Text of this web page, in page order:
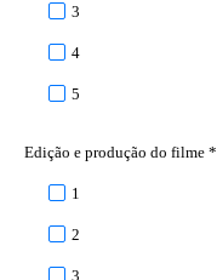
3
4
5
Edição e produção do filme *
1
2
3